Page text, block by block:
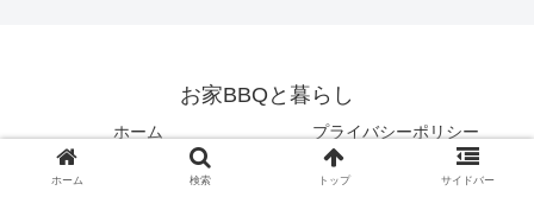
お家BBQと暮らし
ホーム プライバシーポリシー
© 2020 お家BBQと暮らし.
ホーム 検索 トップ サイドバー